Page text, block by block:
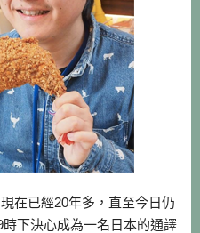
在已經20年多，直至今日仍
下決心成為一名日本的通譯